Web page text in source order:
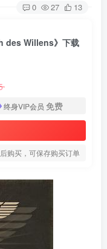
0 27 13
des Willens》下载
终身VIP会员 免费
购买，可保存购买订单